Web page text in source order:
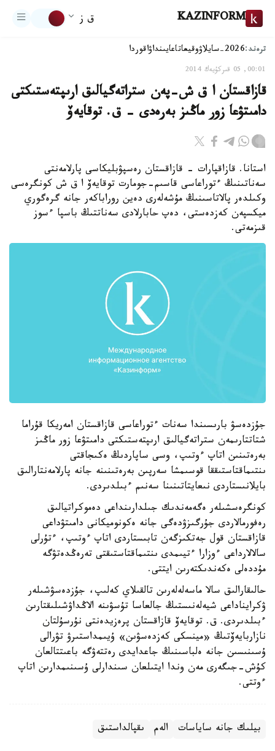
KAZINFORM ق ز
ترەند:2026-سايلاۋ وقيعاتاعايىنداۋاقوردا
00:01, 05 قىركۇيەك 2014
قازاقستان ا ق ش-پەن ستراتەگيالىق ارىپتەستىكتى
دامىتۋعا زور ماڭىز بەرەدى - ق. توقايەۆ
استانا. قازاقپارات - قازاقستان رەسپۋبليكاسى پارلامەنتى
سەناتىنىڭ ءتوراعاسى قاسىم-جومارت توقايەۆ ا ق ش كونگرەسى
وكىلدەر پالاتاسىنىڭ مۇشەلەرى دەين روراباكەر جانە گرەگوري
ميكسپەن كەزدەستى، دەپ حابارلادى سەناتتىڭ باسپا ءسوز
قىزمەتى.
جۇزدەسۋ بارىسىندا سەنات ءتوراعاسى قازاقستان امەريكا قۇراما
شتاتتارىمەن ستراتەگيالىق ارىپتەستىكتى دامىتۋعا زور ماڭىز
بەرەتىنىن اتاپ ءوتىپ، وسى ساپاردىڭ ەكىجاقتى
ىنتىماقتاستىققا قوسىمشا سەرپىن بەرەتىنىنە جانە پارلامەنتارالىق
بايلانىستاردى نىعايتاتىنىنا سەنىم ءبىلدىردى.
كونگرەسشىلەر ەگەمەندىك جىلدارىنداعى دەموكراتيالىق
رەفورمالاردى جۇرگىزۋدەگى جانە ەكونوميكانى دامىتۋداعى
قازاقستان قول جەتكىزگەن تابىستاردى اتاپ ءوتىپ، ءتۇرلى
سالالارداعى ءوزارا ءتيىمدى ىنتىماقتاستىقتى تەرەڭدەتۋگە
مۇددەلى ەكەندىكتەرىن ايتتى.
حالىقارالىق سالا ماسەلەلەرىن تالقىلاي كەلىپ، جۇزدەسۋشىلەر
ۋكرايناداعى شيەلەنىستىڭ جالعاسا تۇسۋىنە الاڭداۋشىلىقتارىن
ءبىلدىردى. ق. توقايەۆ قازاقستان پرەزيدەنتى نۇرسۇلتان
نازاربايەۆتىڭ «مينسكى كەزدەسۋىن» ۇيىمداستىرۋ تۋرالى
ۇسىنىسىن جانە ەلباسىنىڭ جاعدايدى رەتتەۋگە باعىتتالعان
كۇش-جىگەرى مەن وندا ايتىلعان سىندارلى ۇسىنىمدارىن اتاپ
ءوتتى.
بيلىك جانە ساياسات الەم ىقپالداستىق